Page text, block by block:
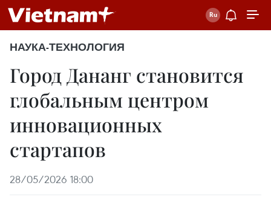
НАУКА-ТЕХНОЛОГИЯ
Город Дананг становится
глобальным центром
инновационных
стартапов
28/05/2026 18:00